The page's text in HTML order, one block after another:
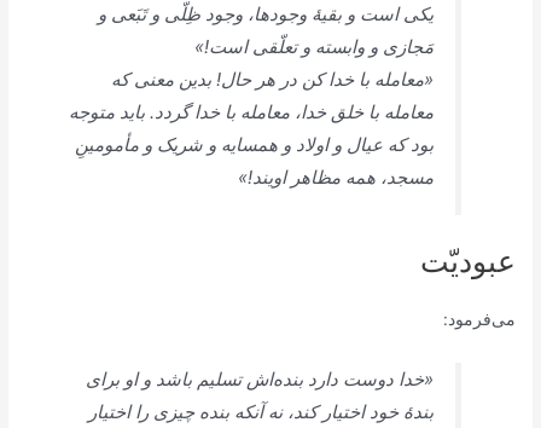
یکی است و بقیۀ وجودها، وجود ظِلّی و تَبَعی و
مَجازی و وابسته و تعلّقی است!»
«معامله با خدا کن در هر حال! بدین معنی که
معامله با خلق خدا، معامله با خدا گردد. باید متوجه
بود که عیال و اولاد و همسایه و شریک و مأمومینِ
مسجد، همه مظاهر اویند!»
عبودیّت
می‌فرمود:
«خدا دوست دارد بنده‌اش تسلیم باشد و او برای
بندۀ خود اختیار کند، نه آنکه بنده چیزی را اختیار